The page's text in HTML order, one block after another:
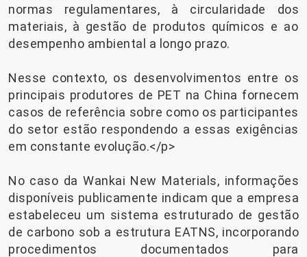
normas regulamentares, à circularidade dos
materiais, à gestão de produtos químicos e ao
desempenho ambiental a longo prazo.
Nesse contexto, os desenvolvimentos entre os
principais produtores de PET na China fornecem
casos de referência sobre como os participantes
do setor estão respondendo a essas exigências
em constante evolução.</p>
No caso da Wankai New Materials, informações
disponíveis publicamente indicam que a empresa
estabeleceu um sistema estruturado de gestão
de carbono sob a estrutura EATNS, incorporando
procedimentos documentados para